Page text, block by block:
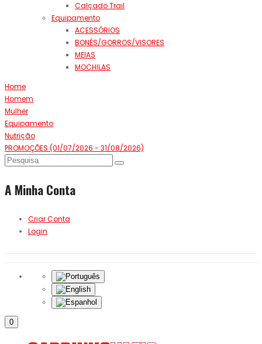
Calçado Trail
Equipamento
ACESSÓRIOS
BONÉS/GORROS/VISORES
MEIAS
MOCHILAS
Home
Homem
Mulher
Equipamento
Nutrição
PROMOÇÕES (01/07/2026 - 31/08/2026)
A Minha Conta
Criar Conta
Login
0